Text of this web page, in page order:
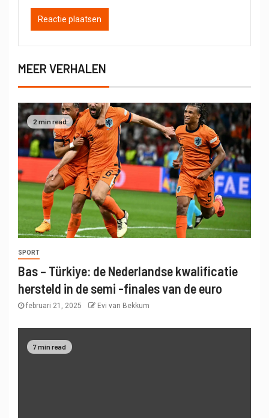
MEER VERHALEN
2 min read
SPORT
Bas – Türkiye: de Nederlandse kwalificatie
hersteld in de semi -finales van de euro
februari 21, 2025 Evi van Bekkum
7 min read